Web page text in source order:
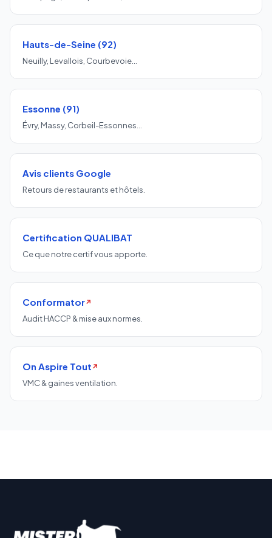
Hauts-de-Seine (92)
Neuilly, Levallois, Courbevoie…
Essonne (91)
Évry, Massy, Corbeil-Essonnes…
Avis clients Google
Retours de restaurants et hôtels.
Certification QUALIBAT
Ce que notre certif vous apporte.
Conformator↗
Audit HACCP & mise aux normes.
On Aspire Tout ↗
VMC & gaines ventilation.